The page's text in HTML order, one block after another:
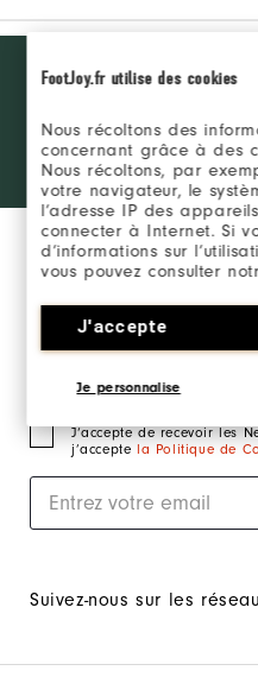
FootJoy.fr utilise des cookies
Nous récoltons des
concernant grâce à des
Nous récoltons, par
votre navigateur, le
l’adresse IP des
connecter à Internet. Si
d’informations sur
vous pouvez consulter
J'accepte
Je personnalise
the
Learn
Inscrivez-vous à
recevez en
J‘accepte de recevoir les
j’accepte la Politique de
Suivez-nous sur les